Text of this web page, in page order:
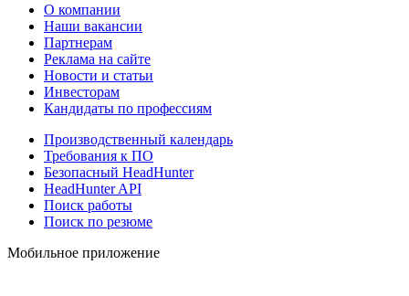
О компании
Наши вакансии
Партнерам
Реклама на сайте
Новости и статьи
Инвесторам
Кандидаты по профессиям
Производственный календарь
Требования к ПО
Безопасный HeadHunter
HeadHunter API
Поиск работы
Поиск по резюме
Мобильное приложение